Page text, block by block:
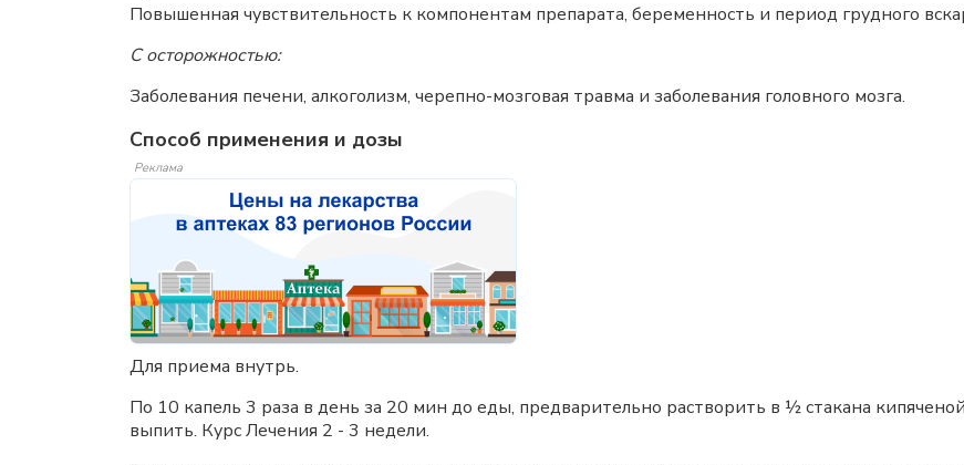
Повышенная чувствительность к компонентам препарата, беременность и период грудного
С осторожностью:
Заболевания печени, алкоголизм, черепно-мозговая травма и заболевания головного мозга.
Способ применения и дозы
Реклама
Для приема внутрь.
По 10 капель 3 раза в день за 20 мин до еды, предварительно растворить в ½ стакана
выпить. Курс Лечения 2 - 3 недели.